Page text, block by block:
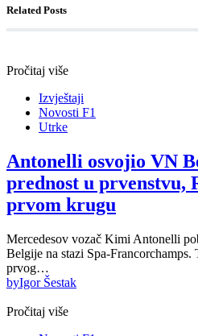
Related Posts
Pročitaj više
Izvještaji
Novosti F1
Utrke
Antonelli osvojio VN
prednost u prvenstvu,
prvom krugu
Mercedesov vozač Kimi Antonelli
Belgije na stazi Spa-Francorchamps.
prvog…
byIgor Šestak
Pročitaj više